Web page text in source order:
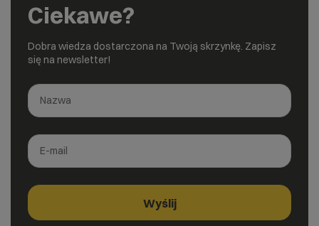
Ciekawe?
Dobra wiedza dostarczona na Twoją skrzynkę. Zapisz
się na newsletter!